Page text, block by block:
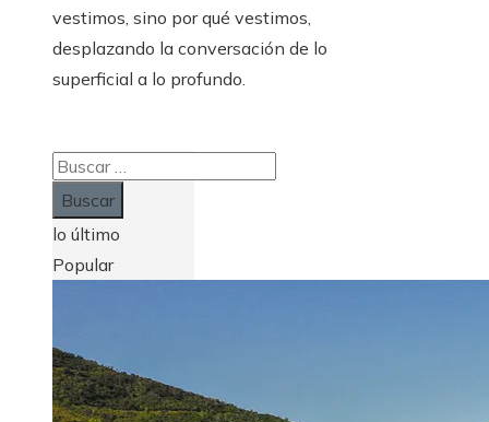
vestimos, sino por qué vestimos,
desplazando la conversación de lo
superficial a lo profundo.
Buscar:
lo último
Popular